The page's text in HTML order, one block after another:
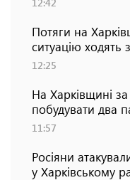
Потяги на
ситуацію ходять
12:25
На Харківщині
побудувати два
11:57
Росіяни
у Харківському